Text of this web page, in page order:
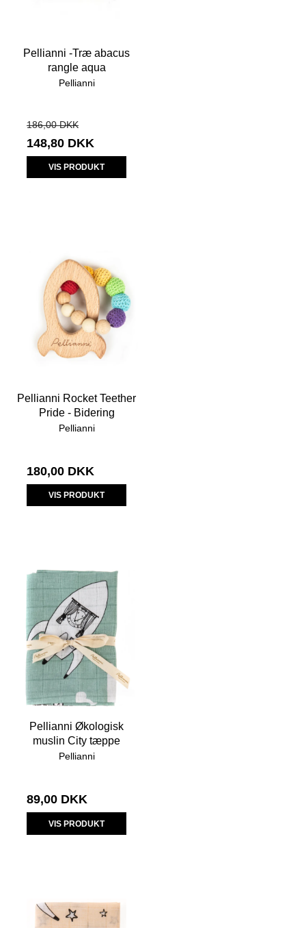
Pellianni -Træ abacus
rangle aqua
Pellianni
186,00 DKK
148,80 DKK
VIS PRODUKT
Pellianni Rocket Teether
Pride - Bidering
Pellianni
180,00 DKK
VIS PRODUKT
Pellianni Økologisk
muslin City tæppe
Pellianni
89,00 DKK
VIS PRODUKT